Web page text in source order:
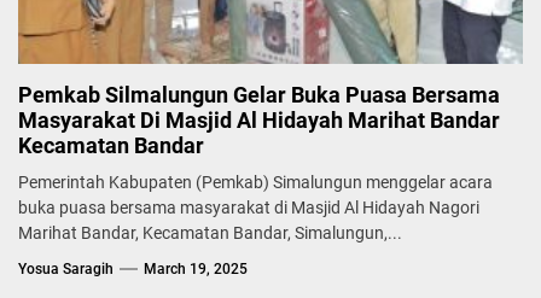
Pemkab Silmalungun Gelar Buka Puasa Bersama
Masyarakat Di Masjid Al Hidayah Marihat Bandar
Kecamatan Bandar
Pemerintah Kabupaten (Pemkab) Simalungun menggelar acara
buka puasa bersama masyarakat di Masjid Al Hidayah Nagori
Marihat Bandar, Kecamatan Bandar, Simalungun,...
Yosua Saragih March 19, 2025